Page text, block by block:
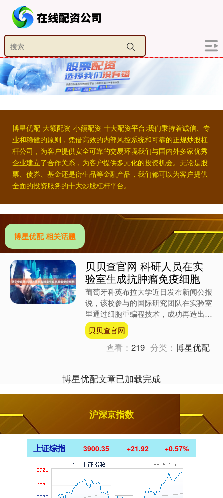
博星优配-大额配资-小额配资-十大配资平台:我们秉持着诚信、专
业和稳健的原则，凭借高效的内部风控系统和可靠的正规炒股杠
杆公司，为客户提供安全可靠的交易环境我们与国内外多家优秀
企业建立了合作关系，为客户提供多元化的投资机会。无论是股
票、债券、基金还是衍生品等金融产品，我们都可以为客户提供
全面的投资服务的十大炒股杠杆平台。
博星优配 相关话题
贝贝查官网 科研人员在实
验室生成抗肿瘤免疫细胞
葡萄牙科英布拉大学近日发布新闻公报
说，该校参与的国际研究团队在实验室
里通过细胞重编程技术，成功再造出具
有抗肿瘤作用的免疫细胞，这为开发新
的细胞免疫治疗方法提供了....
贝贝查官网
查看：219 分类：博星优配
博星优配文章已加载完成
沪深京指数
上证综指 3900.35 +21.92 +0.57%